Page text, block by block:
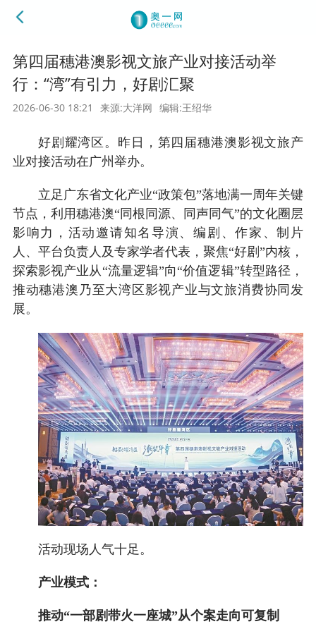
第四届穗港澳影视文旅产业对接活动举
行：“湾”有引力，好剧汇聚
2026-06-30 18:21 来源:大洋网 编辑:王绍华
好剧耀湾区。昨日，第四届穗港澳影视文旅产
业对接活动在广州举办。
立足广东省文化产业“政策包”落地满一周年关键
节点，利用穗港澳“同根同源、同声同气”的文化圈层
影响力，活动邀请知名导演、编剧、作家、制片
人、平台负责人及专家学者代表，聚焦“好剧”内核，
探索影视产业从“流量逻辑”向“价值逻辑”转型路径，
推动穗港澳乃至大湾区影视产业与文旅消费协同发
展。
活动现场人气十足。
产业模式：
推动“一部剧带火一座城”从个案走向可复制